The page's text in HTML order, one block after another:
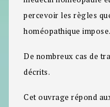
percevoir les règles
homéopathique impose.
De nombreux cas de
décrits.
Cet ouvrage répond